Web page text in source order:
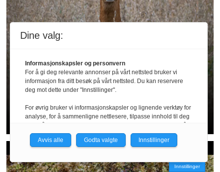
Bukkejakt
Alt du må vite til
bukkejakta
Innstillinger
Dine valg:
Informasjonskapsler og personvern
For å gi deg relevante annonser på vårt nettsted bruker vi
informasjon fra ditt besøk på vårt nettsted. Du kan reservere
deg mot dette under "Innstillinger".
For øvrig bruker vi informasjonskapsler og lignende verktøy for
analyse, for å sammenligne nettlesere, tilpasse innhold til deg
personvernerklæring.
du få relevante annonser på nettstedene til medlemmene i
nettverket basert på informasjon fra dine besøk på tvers av
Avvis alle Godta valgte Innstillinger